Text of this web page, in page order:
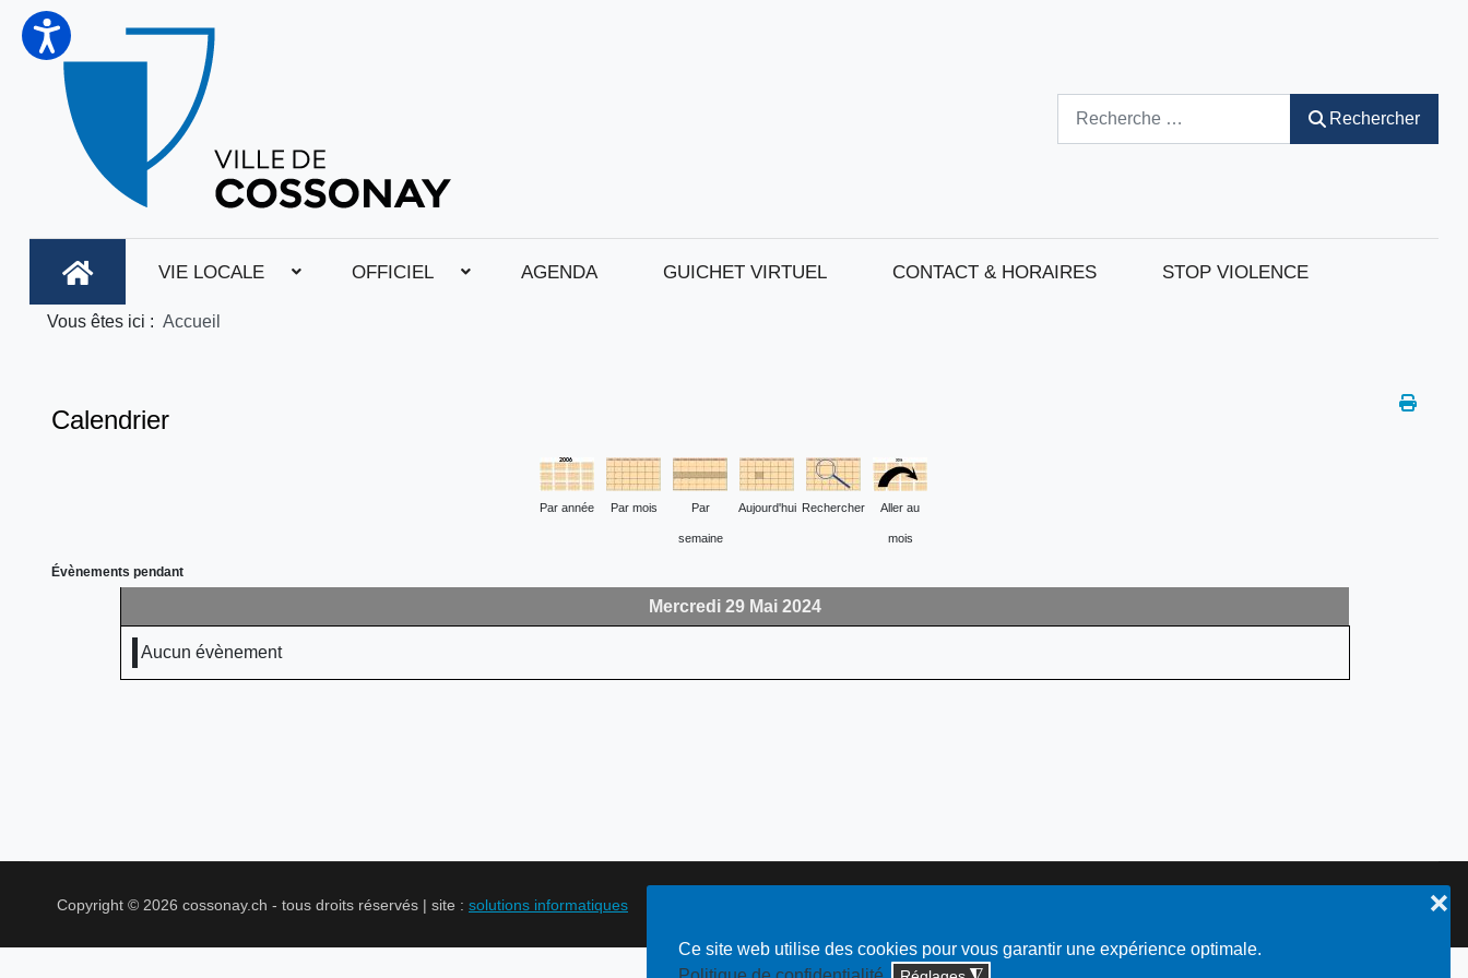
Ce site web utilise des cookies pour vous garantir une expérience optimale.
❌
Rechercher
VIE LOCALE OFFICIEL AGENDA GUICHET VIRTUEL CONTACT & HORAIRES STOP VIOLENCE
Vous êtes ici : Accueil
Calendrier
Par année Par mois Par
semaine
Aujourd'hui Rechercher Aller au
mois
Évènements pendant
Mercredi 29 Mai 2024
Aucun évènement
Copyright © 2026 cossonay.ch - tous droits réservés | site : solutions informatiques